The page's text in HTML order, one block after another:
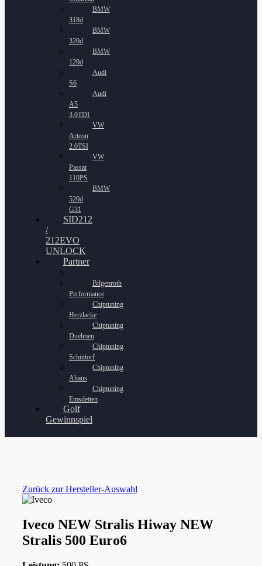
BMW
318d
BMW
320d
BMW
120d
Audi
S6
Audi
A5
3.0TDI
VW
Arteon
2.0TSI
VW
Passat
110PS
BMW
520d
G31
SID212
/
212EVO
UNLOCK
Partner
Bilgenroth
Performance
Chiptuning
Herzlacke
Chiptuning
Duelmen
Chiptuning
Schüttorf
Chiptuning
Ahaus
Chiptuning
Emsdetten
Golf
Gewinnspiel
Zurück zur Hersteller-Auswahl
Iveco NEW Stralis Hiway NEW
Stralis 500 Euro6